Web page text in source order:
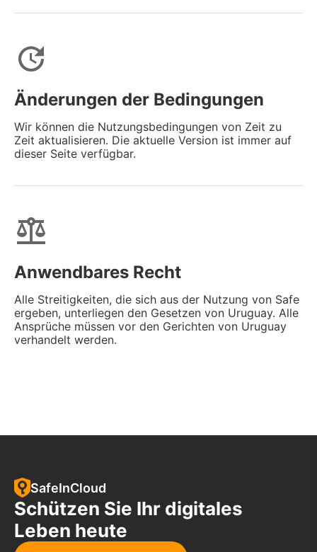
update
Änderungen der Bedingungen
Wir können die Nutzungsbedingungen von Zeit zu
Zeit aktualisieren. Die aktuelle Version ist immer auf
dieser Seite verfügbar.
balance
Anwendbares Recht
Alle Streitigkeiten, die sich aus der Nutzung von Safe
ergeben, unterliegen den Gesetzen von Uruguay. Alle
Ansprüche müssen vor den Gerichten von Uruguay
verhandelt werden.
SafeInCloud
Schützen Sie Ihr digitales
Leben heute